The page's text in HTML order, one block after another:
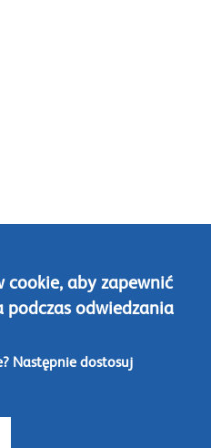
cookie, aby zapewnić
podczas odwiedzania
Następnie dostosuj